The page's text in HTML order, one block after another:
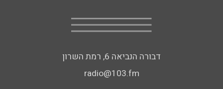
דבורה הנביאה 6, רמת השרון
radio@103.fm